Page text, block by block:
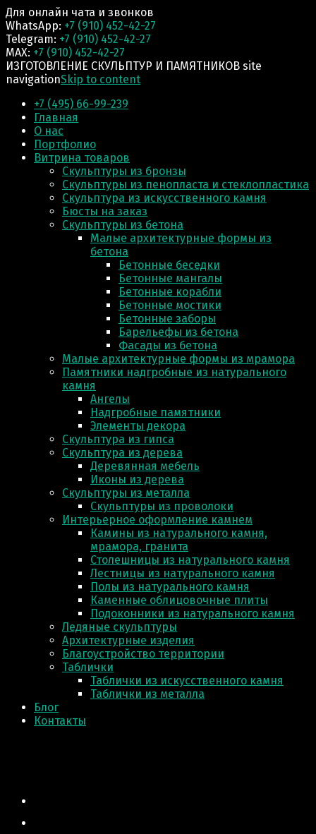
Для онлайн чата и звонков
WhatsApp: +7 (910) 452-42-27
Telegram: +7 (910) 452-42-27
MAX: +7 (910) 452-42-27
ИЗГОТОВЛЕНИЕ СКУЛЬПТУР И ПАМЯТНИКОВ site
navigationSkip to content
+7 (495) 66-99-239
Главная
О нас
Портфолио
Витрина товаров
Скульптуры из бронзы
Скульптуры из пенопласта и стеклопластика
Скульптура из искусственного камня
Бюсты на заказ
Скульптуры из бетона
Малые архитектурные формы из
бетона
Бетонные беседки
Бетонные мангалы
Бетонные корабли
Бетонные мостики
Бетонные заборы
Барельефы из бетона
Фасады из бетона
Малые архитектурные формы из мрамора
Памятники надгробные из натурального
камня
Ангелы
Надгробные памятники
Элементы декора
Скульптура из гипса
Скульптура из деревa
Деревянная мебель
Иконы из дерева
Скульптуры из металла
Скульптуры из проволоки
Интерьерное оформление камнем
Камины из натурального камня,
мрамора, гранита
Столешницы из натурального камня
Лестницы из натурального камня
Полы из натурального камня
Каменные облицовочные плиты
Подоконники из натурального камня
Ледяные скульптуры
Архитектурные изделия
Благоустройство территории
Таблички
Таблички из искусственного камня
Таблички из металла
Блог
Контакты